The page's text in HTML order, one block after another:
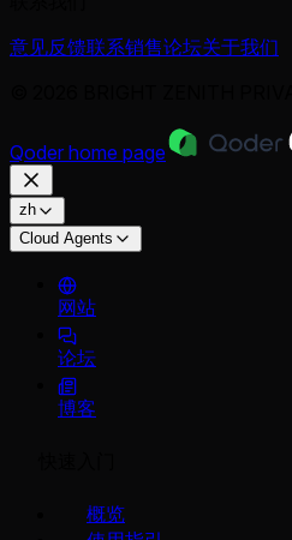
意见反馈联系销售论坛关于我们
Qoder home page
zh
Cloud Agents
网站
论坛
博客
概览